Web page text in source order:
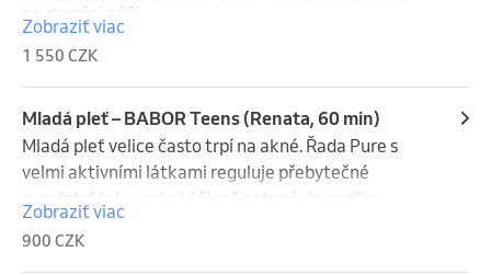
na domácí péči.
Zobraziť viac
1 550 CZK
Mladá pleť – BABOR Teens (Renata, 60 min)
Mladá pleť velice často trpí na akné. Řada Pure s
velmi aktivními látkami reguluje přebytečné
množství tuku, velmi účinně zabraňuje vzniku
zánětů, zvlhčuje pokožku a chrání ji před vysoušením
Zobraziť viac
900 CZK